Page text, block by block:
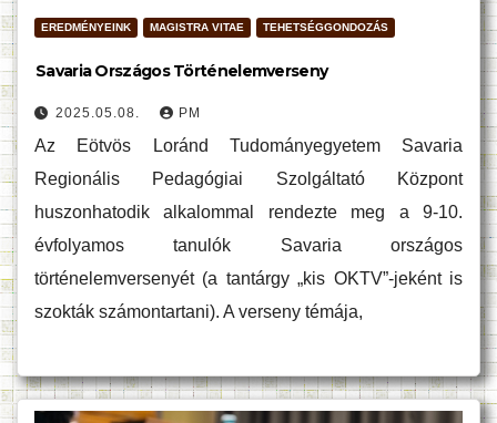
EREDMÉNYEINK MAGISTRA VITAE TEHETSÉGGONDOZÁS
Savaria Országos Történelemverseny
2025.05.08. PM
Az Eötvös Loránd Tudományegyetem Savaria
Regionális Pedagógiai Szolgáltató Központ
huszonhatodik alkalommal rendezte meg a 9-10.
évfolyamos tanulók Savaria országos
történelemversenyét (a tantárgy „kis OKTV”-jeként is
szokták számontartani). A verseny témája,